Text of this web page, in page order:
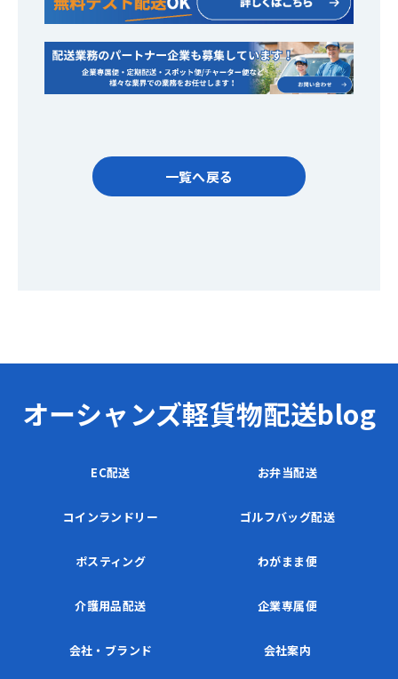
一覧へ戻る
オーシャンズ軽貨物配送blog
EC配送 お弁当配送
コインランドリー ゴルフバッグ配送
ポスティング わがまま便
介護用品配送 企業専属便
会社・ブランド 会社案内